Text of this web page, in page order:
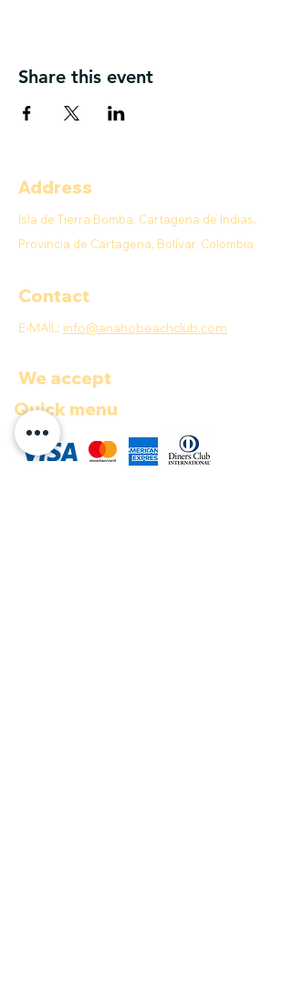
Share this event
Address
Isla de Tierra Bomba, Cartagena de Indias,
Provincia de Cartagena, Bolívar, Colombia
Contact
E-MAIL: info@anahobeachclub.com
We accept
Quick menu